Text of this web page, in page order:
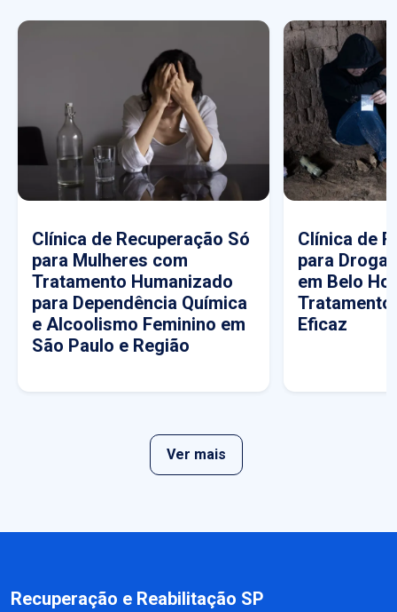
Clínica de Recuperação Só
para Mulheres com
Tratamento Humanizado
para Dependência Química
e Alcoolismo Feminino em
São Paulo e Região
Clínica de
para
em Belo
Tratamento
Eficaz
Ver mais
Recuperação e Reabilitação SP